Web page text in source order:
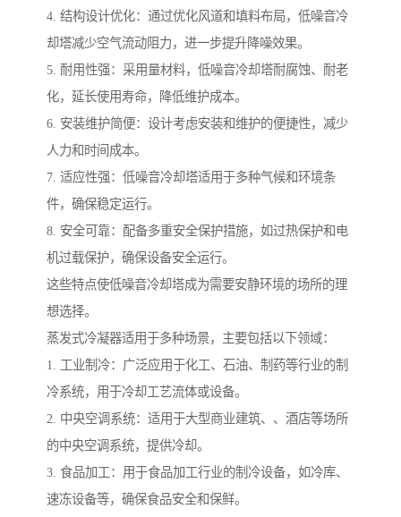
4. 结构设计优化：通过优化风道和填料布局，低噪音冷
却塔减少空气流动阻力，进一步提升降噪效果。
5. 耐用性强：采用量材料，低噪音冷却塔耐腐蚀、耐老
化，延长使用寿命，降低维护成本。
6. 安装维护简便：设计考虑安装和维护的便捷性，减少
人力和时间成本。
7. 适应性强：低噪音冷却塔适用于多种气候和环境条
件，确保稳定运行。
8. 安全可靠：配备多重安全保护措施，如过热保护和电
机过载保护，确保设备安全运行。
这些特点使低噪音冷却塔成为需要安静环境的场所的理
想选择。
蒸发式冷凝器适用于多种场景，主要包括以下领域：
1. 工业制冷：广泛应用于化工、石油、制药等行业的制
冷系统，用于冷却工艺流体或设备。
2. 中央空调系统：适用于大型商业建筑、、酒店等场所
的中央空调系统，提供冷却。
3. 食品加工：用于食品加工行业的制冷设备，如冷库、
速冻设备等，确保食品安全和保鲜。